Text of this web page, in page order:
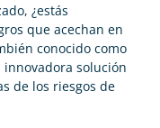
¿estás
que acechan en
conocido como
solución
de los riesgos de